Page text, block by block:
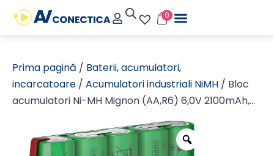
0
Prima pagină / Baterii, acumulatori,
incarcatoare / Acumulatori industriali NiMH / Bloc
acumulatori Ni-MH Mignon (AA,R6) 6,0V 2100mAh,